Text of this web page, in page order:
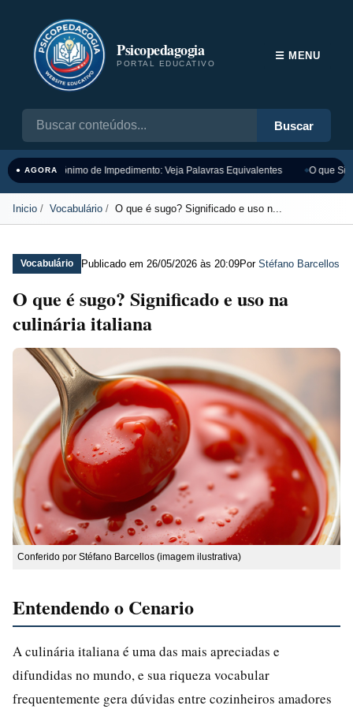
Psicopedagogia
PORTAL EDUCATIVO
Buscar
☰ MENU
● AGORASinônimo de Impedimento: Veja Palavras Equivalentes O que
Inicio Vocabulário O que é sugo? Significado e uso n...
Vocabulário Publicado em 26/05/2026 às 20:09Por Stéfano Barcellos
O que é sugo? Significado e uso na
culinária italiana
Conferido por Stéfano Barcellos (imagem ilustrativa)
Entendendo o Cenario
A culinária italiana é uma das mais apreciadas e
difundidas no mundo, e sua riqueza vocabular
frequentemente gera dúvidas entre cozinheiros amadores